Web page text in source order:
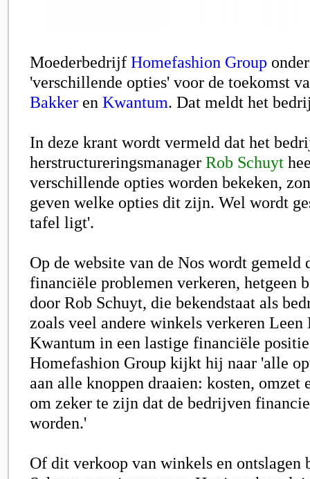
Moederbedrijf Homefashion Group
'verschillende opties' voor de toekomst
Bakker en Kwantum. Dat meldt het
In deze krant wordt vermeld dat het
herstructureringsmanager Rob Schuyt
verschillende opties worden bekeken,
geven welke opties dit zijn. Wel wordt
tafel ligt'.
Op de website van de Nos wordt gemeld
financiële problemen verkeren, hetgeen
door Rob Schuyt, die bekendstaat als
zoals veel andere winkels verkeren Leen
Kwantum in een lastige financiële
Homefashion Group kijkt hij naar 'alle
aan alle knoppen draaien: kosten, omzet
om zeker te zijn dat de bedrijven
worden.'
Of dit verkoop van winkels en ontslagen